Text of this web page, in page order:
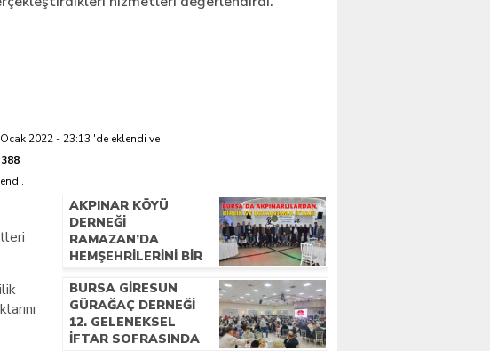
2022 - 23:13 'de eklendi ve
388
AKPINAR KÖYÜ
DERNEĞI
RAMAZAN’DA
HEMŞEHRILERINI BIR
BURSA GIRESUN
GÜRAĞAÇ DERNEĞI
12. GELENEKSEL
İFTAR SOFRASINDA